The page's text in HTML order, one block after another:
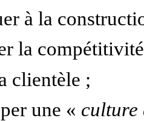
à la
la
clientèle ;
une « culture